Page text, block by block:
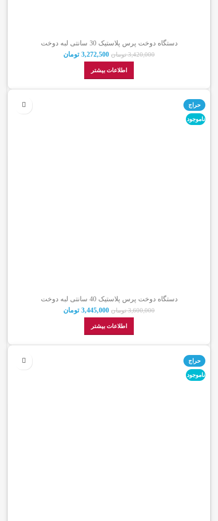
دستگاه دوخت پرس پلاستیک 30 سانتی لبه دوخت
3,420,000 تومان 3,272,500 تومان
اطلاعات بیشتر
حراج
ناموجود
دستگاه دوخت پرس پلاستیک 40 سانتی لبه دوخت
3,600,000 تومان 3,445,000 تومان
اطلاعات بیشتر
حراج
ناموجود